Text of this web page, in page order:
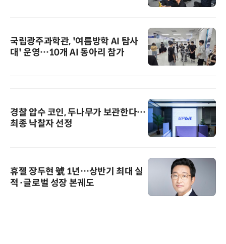
국립광주과학관, '여름방학 AI 탐사
대' 운영…10개 AI 동아리 참가
경찰 압수 코인, 두나무가 보관한다…
최종 낙찰자 선정
휴젤 장두현 號 1년…상반기 최대 실
적·글로벌 성장 본궤도